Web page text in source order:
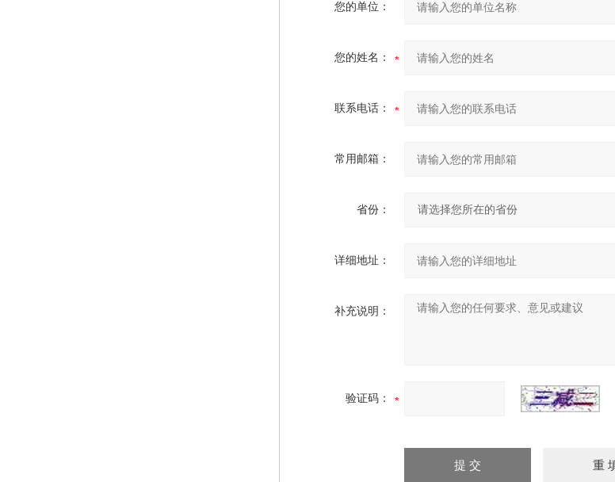
您的单位：
您的姓名：
联系电话：
常用邮箱：
省份：
详细地址：
补充说明：
验证码：